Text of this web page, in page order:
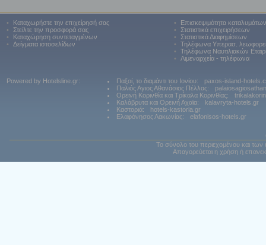
•
Καταχωρήστε την επιχείρησή σας
•
Στείλτε την προσφορά σας
•
Καταχώρηση συντεταγμένων
•
Δείγματα ιστοσελίδων
•
Επισκεψιμότητα καταλυμάτων
•
Στατιστικά επιχειρήσεων
•
Στατιστικά Διαφημίσεων
•
Τηλέφωνα Υπερασ.
•
Τηλέφωνα Ναυτιλιακών
•
Λιμεναρχεία - τηλέφωνα
Powered by Hotelsline.gr: Παξοί, το διαμάντι του Ιονίου:
paxos-island-
Παλιός Αγιος Αθανάσιος Πέλλας:
Ορεινή Κορινθία και Τρίκαλα Κορινθίας:
Καλάβρυτα και Ορεινή Αχαϊα:
kalavryta-hotels.gr
Καστοριά:
hotels-kastoria.gr
Ελαφόνησος Λακωνίας:
elafonisos-hotels.gr
Το σύνολο του περιεχομένου και των
Απαγορεύεται η χρήση ή